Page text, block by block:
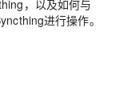
，以及如何与
进行操作。